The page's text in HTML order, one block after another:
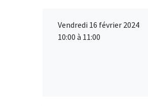
Vendredi 16 février 2024
10:00 à 11:00